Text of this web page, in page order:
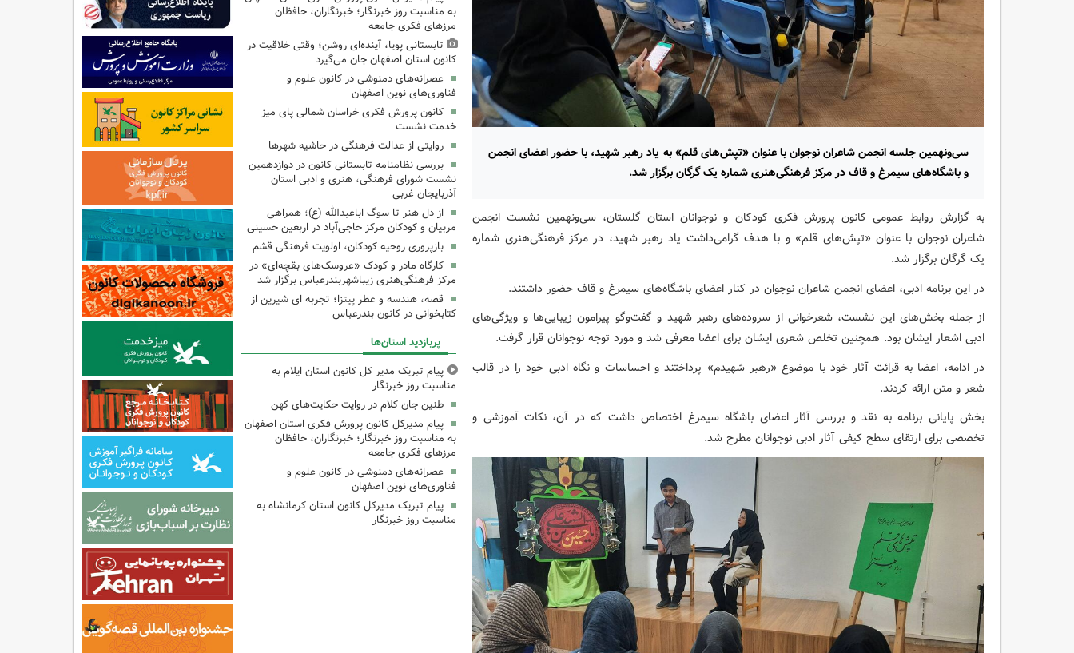
سی‌ونهمین جلسه انجمن شاعران نوجوان با عنوان «تپش‌های قلم» به یاد رهبر شهید، با حضور اعضای انجمن
و باشگاه‌های سیمرغ و قاف در مرکز فرهنگی‌هنری شماره یک گرگان برگزار شد.
به گزارش روابط عمومی کانون پرورش فکری کودکان و نوجوانان استان گلستان، سی‌ونهمین نشست انجمن
شاعران نوجوان با عنوان «تپش‌های قلم» و با هدف گرامی‌داشت یاد رهبر شهید، در مرکز فرهنگی‌هنری شماره
یک گرگان برگزار شد.
در این برنامه ادبی، اعضای انجمن شاعران نوجوان در کنار اعضای باشگاه‌های سیمرغ و قاف حضور داشتند.
از جمله بخش‌های این نشست، شعرخوانی از سروده‌های رهبر شهید و گفت‌وگو پیرامون زیبایی‌ها و ویژگی‌های
ادبی اشعار ایشان بود. همچنین تخلص شعری ایشان برای اعضا معرفی شد و مورد توجه نوجوانان قرار گرفت.
در ادامه، اعضا به قرائت آثار خود با موضوع «رهبر شهیدم» پرداختند و احساسات و نگاه ادبی خود را در قالب
شعر و متن ارائه کردند.
بخش پایانی برنامه به نقد و بررسی آثار اعضای باشگاه سیمرغ اختصاص داشت که در آن، نکات آموزشی و
تخصصی برای ارتقای سطح کیفی آثار ادبی نوجوانان مطرح شد.
به مناسبت روز خبرنگار؛ خبرنگاران، حافظان
مرزهای فکری جامعه
تابستانی پویا، آینده‌ای روشن؛ وقتی خلاقیت در
کانون استان اصفهان جان می‌گیرد
عصرانه‌های دمنوشی در کانون علوم و
فناوری‌های نوین اصفهان
کانون پرورش فکری خراسان شمالی پای میز
خدمت نشست
روایتی از عدالت فرهنگی در حاشیه شهرها
بررسی نظامنامه تابستانی کانون در دوازدهمین
نشست شورای فرهنگی، هنری و ادبی استان
آذربایجان غربی
از دل هنر تا سوگ اباعبدالله (ع)؛ همراهی
مربیان و کودکان مرکز حاجی‌آباد در اربعین حسینی
بازپروری روحیه کودکان، اولویت فرهنگی قشم
کارگاه مادر و کودک «عروسک‌های بقچه‌ای» در
مرکز فرهنگی‌هنری زیباشهربندرعباس برگزار شد
قصه، هندسه و عطر پیتزا؛ تجربه ای شیرین از
کتابخوانی در کانون بندرعباس
پربازدید استان‌ها
پیام تبریک مدیر کل کانون استان ایلام به
مناسبت روز خبرنگار
طنین جان کلام در روایت حکایت‌های کهن
پیام مدیرکل کانون پرورش فکری استان اصفهان
به مناسبت روز خبرنگار؛ خبرنگاران، حافظان
مرزهای فکری جامعه
عصرانه‌های دمنوشی در کانون علوم و
فناوری‌های نوین اصفهان
پیام تبریک مدیرکل کانون استان کرمانشاه به
مناسبت روز خبرنگار